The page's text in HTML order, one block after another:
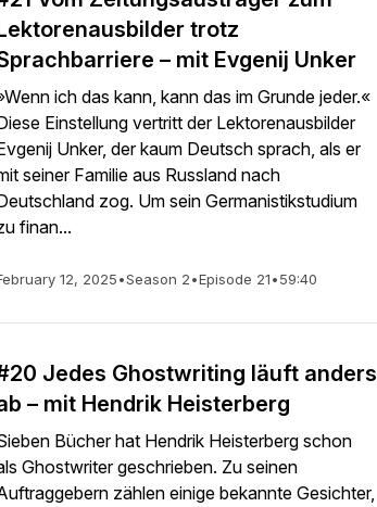
trotz
– mit Evgenij Unker
ich das kann, kann das im Grunde jeder.«
Einstellung vertritt der Lektorenausbilder
Unker, der kaum Deutsch sprach, als er
seiner Familie aus Russland nach
zog. Um sein Germanistikstudium
finan...
12, 2025•Season 2•Episode 21•59:40
Jedes Ghostwriting läuft anders
– mit Hendrik Heisterberg
Bücher hat Hendrik Heisterberg schon
Ghostwriter geschrieben. Zu seinen
zählen einige bekannte Gesichter,